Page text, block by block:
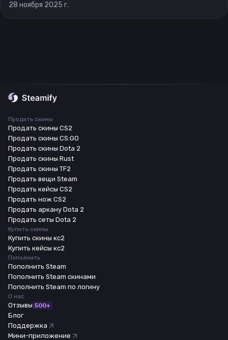
28 ноября 2025 г.
Продать скины
Продать скины CS2
Продать скины CS:GO
Продать скины Dota 2
Продать скины Rust
Продать скины TF2
Продать вещи Steam
Продать кейсы CS2
Продать нож CS2
Продать аркану Dota 2
Продать сеты Dota 2
Купить скины
Купить скины кс2
Купить кейсы кс2
Пополнить
Пополнить Steam
Пополнить Steam скинами
Пополнить Steam по логину
О нас
Отзывы 500+
Блог
Поддержка
Мини-приложение